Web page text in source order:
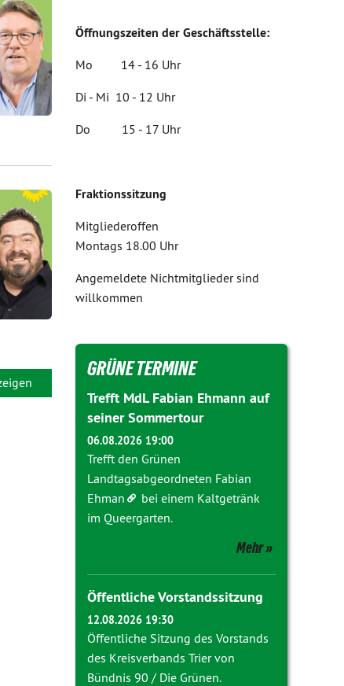
Öffnungszeiten der Geschäftsstelle:
Mo 14 - 16 Uhr
Di - Mi 10 - 12 Uhr
Do 15 - 17 Uhr
Fraktionssitzung
Mitgliederoffen
Montags 18.00 Uhr
Angemeldete Nichtmitglieder sind
willkommen
GRÜNE TERMINE
Trefft MdL Fabian Ehmann auf
seiner Sommertour
06.08.2026 19:00
Trefft den Grünen
Landtagsabgeordneten Fabian
Ehman
bei einem Kaltgetränk
im Queergarten.
Mehr
Öffentliche Vorstandssitzung
12.08.2026 19:30
Öffentliche Sitzung des Vorstands
des Kreisverbands Trier von
Bündnis 90 / Die Grünen.